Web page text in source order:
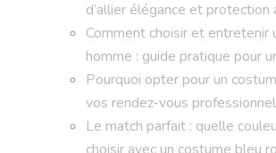
d’allier élégance et protection
Comment choisir et entretenir
homme : guide pratique pour
Pourquoi opter pour un
vos rendez-vous
Le match parfait : quelle